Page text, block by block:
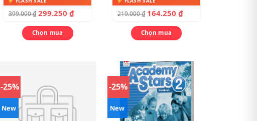
399.000₫ 299.250₫
Chọn mua
219.000₫ 164.250₫
Chọn mua
-25%
New
-25%
New